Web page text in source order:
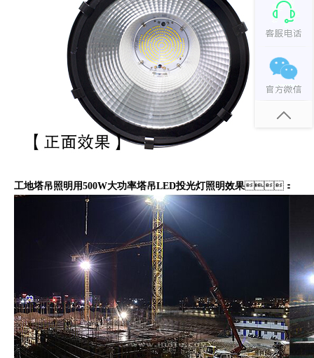
工地塔吊照明用500W大功率塔吊LED投光灯照明效果：